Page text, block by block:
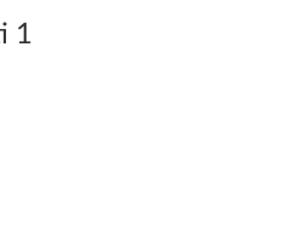
1